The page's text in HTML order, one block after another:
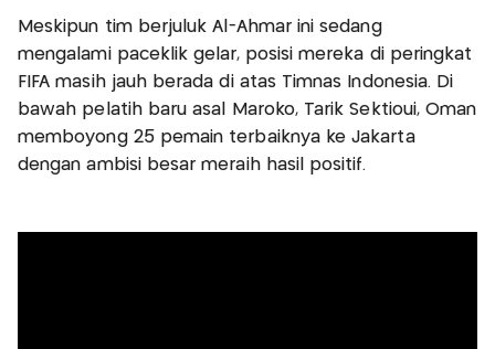
Meskipun tim berjuluk Al-Ahmar ini sedang
mengalami paceklik gelar, posisi mereka di peringkat
FIFA masih jauh berada di atas Timnas Indonesia. Di
bawah pelatih baru asal Maroko, Tarik Sektioui, Oman
memboyong 25 pemain terbaiknya ke Jakarta
dengan ambisi besar meraih hasil positif.